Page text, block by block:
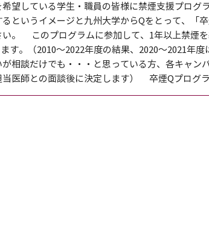
望している学生・職員の皆様に禁煙支援プログ
というイメージと九州大学からQをとって、「
。 このプログラムに参加して、1年以上禁煙
す。（2010～2022年度の結果、2020～2021
相談だけでも・・・と思っている方、各キャ
医師との面談後に決定します） 卒煙Qプログラ